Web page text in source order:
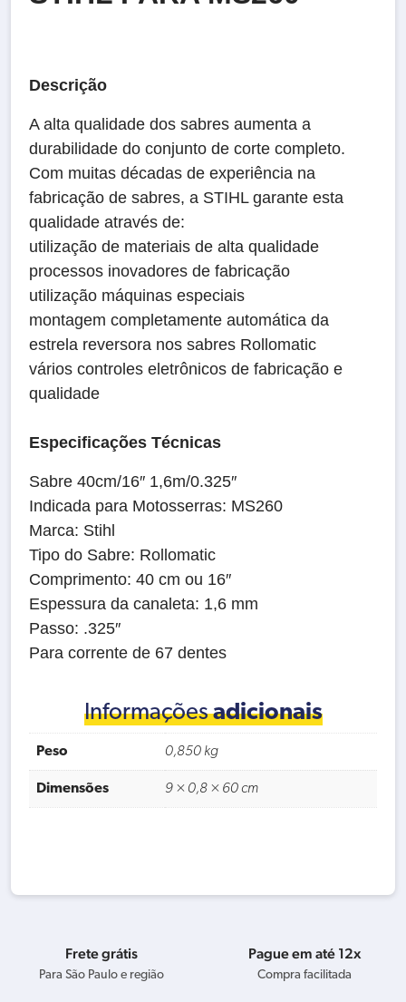
Descrição
A alta qualidade dos sabres aumenta a
durabilidade do conjunto de corte completo.
Com muitas décadas de experiência na
fabricação de sabres, a STIHL garante esta
qualidade através de:
utilização de materiais de alta qualidade
processos inovadores de fabricação
utilização máquinas especiais
montagem completamente automática da
estrela reversora nos sabres Rollomatic
vários controles eletrônicos de fabricação e
qualidade
Especificações Técnicas
Sabre 40cm/16″ 1,6m/0.325″
Indicada para Motosserras: MS260
Marca: Stihl
Tipo do Sabre: Rollomatic
Comprimento: 40 cm ou 16″
Espessura da canaleta: 1,6 mm
Passo: .325″
Para corrente de 67 dentes
Informaçõesadicionais
Peso 0,850 kg
Dimensões 9 × 0,8 × 60 cm
Frete grátis
Para São Paulo e região
Pague em até 12x
Compra facilitada